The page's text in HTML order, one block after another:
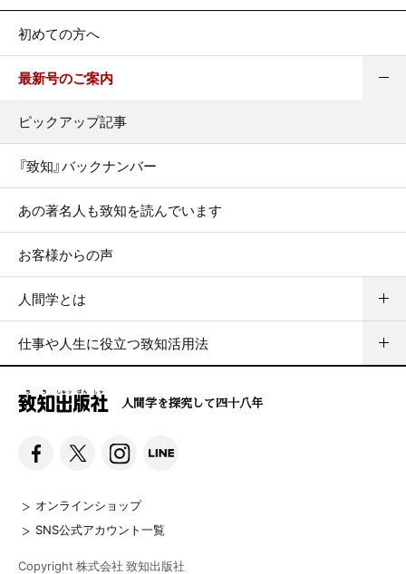
初めての方へ
最新号のご案内
ピックアップ記事
『致知』バックナンバー
あの著名人も致知を読んでいます
お客様からの声
人間学とは
仕事や人生に役立つ致知活用法
人間学を探究して四十八年
オンラインショップ
SNS公式アカウント一覧
Copyright 株式会社 致知出版社